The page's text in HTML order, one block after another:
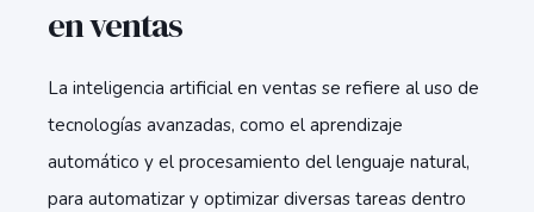
en ventas
La inteligencia artificial en ventas se refiere al uso de
tecnologías avanzadas, como el aprendizaje
automático y el procesamiento del lenguaje natural,
para automatizar y optimizar diversas tareas dentro